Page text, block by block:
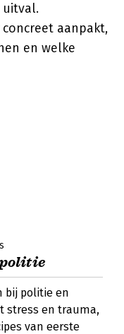
aanpakt,
en welke
bij politie en
stress en trauma,
van eerste